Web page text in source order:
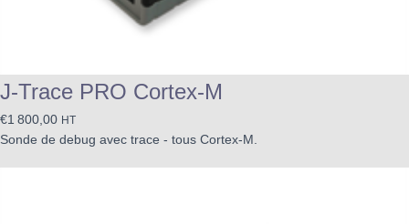
J-Trace PRO Cortex-M
€1 800,00 HT
Sonde de debug avec trace - tous Cortex-M.